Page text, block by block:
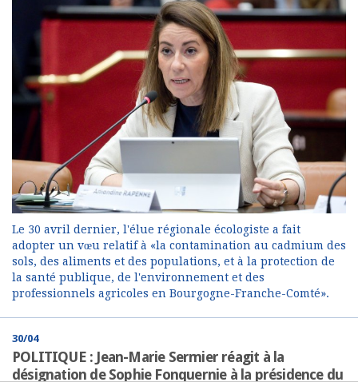
Le 30 avril dernier, l'élue régionale écologiste a fait
adopter un vœu relatif à «la contamination au cadmium des
sols, des aliments et des populations, et à la protection de
la santé publique, de l'environnement et des
professionnels agricoles en Bourgogne-Franche-Comté».
30/04
POLITIQUE : Jean-Marie Sermier réagit à la
désignation de Sophie Fonquernie à la présidence du